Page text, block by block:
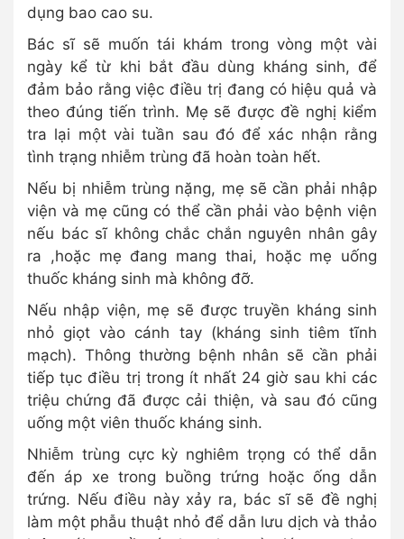
dụng bao cao su.
Bác sĩ sẽ muốn tái khám trong vòng một vài
ngày kể từ khi bắt đầu dùng kháng sinh, để
đảm bảo rằng việc điều trị đang có hiệu quả và
theo đúng tiến trình. Mẹ sẽ được đề nghị kiểm
tra lại một vài tuần sau đó để xác nhận rằng
tình trạng nhiễm trùng đã hoàn toàn hết.
Nếu bị nhiễm trùng nặng, mẹ sẽ cần phải nhập
viện và mẹ cũng có thể cần phải vào bệnh viện
nếu bác sĩ không chắc chắn nguyên nhân gây
ra ,hoặc mẹ đang mang thai, hoặc mẹ uống
thuốc kháng sinh mà không đỡ.
Nếu nhập viện, mẹ sẽ được truyền kháng sinh
nhỏ giọt vào cánh tay (kháng sinh tiêm tĩnh
mạch). Thông thường bệnh nhân sẽ cần phải
tiếp tục điều trị trong ít nhất 24 giờ sau khi các
triệu chứng đã được cải thiện, và sau đó cũng
uống một viên thuốc kháng sinh.
Nhiễm trùng cực kỳ nghiêm trọng có thể dẫn
đến áp xe trong buồng trứng hoặc ống dẫn
trứng. Nếu điều này xảy ra, bác sĩ sẽ đề nghị
làm một phẫu thuật nhỏ để dẫn lưu dịch và thảo